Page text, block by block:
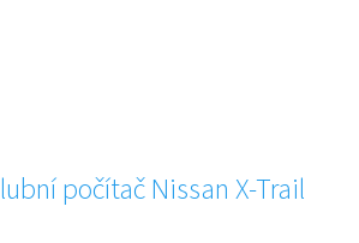
počítač Nissan X-Trail